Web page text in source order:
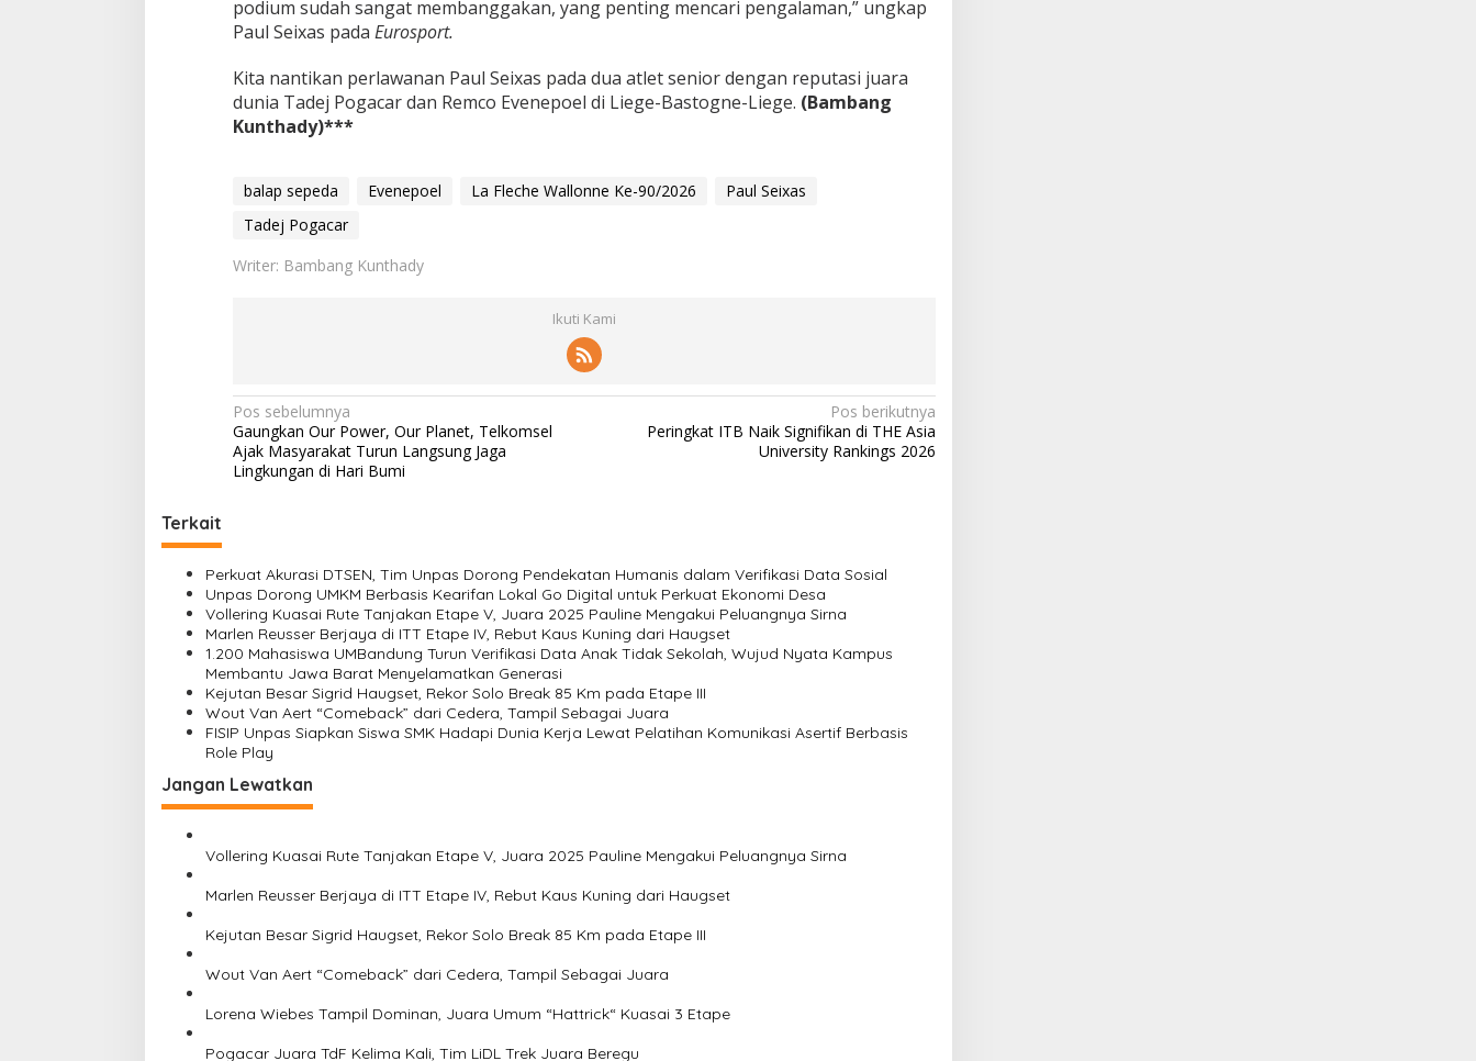
podium sudah sangat membanggakan, yang penting mencari pengalaman,” ungkap
Paul Seixas pada Eurosport.
Kita nantikan perlawanan Paul Seixas pada dua atlet senior dengan reputasi juara
dunia Tadej Pogacar dan Remco Evenepoel di Liege-Bastogne-Liege. (Bambang
Kunthady)***
balap sepeda Evenepoel La Fleche Wallonne Ke-90/2026
Paul Seixas
Tadej Pogacar
Writer: Bambang Kunthady
Ikuti Kami
N
a
v
a
s
i
p
o
s
Pos sebelumnya
Gaungkan Our Power, Our Planet, Telkomsel
Ajak Masyarakat Turun Langsung Jaga
Lingkungan di Hari Bumi
Pos berikutnya
Peringkat ITB Naik Signifikan di THE Asia
University Rankings 2026
Terkait
Perkuat Akurasi DTSEN, Tim Unpas Dorong Pendekatan Humanis dalam Verifikasi Data Sosial
Unpas Dorong UMKM Berbasis Kearifan Lokal Go Digital untuk Perkuat Ekonomi Desa
Vollering Kuasai Rute Tanjakan Etape V, Juara 2025 Pauline Mengakui Peluangnya Sirna
Marlen Reusser Berjaya di ITT Etape IV, Rebut Kaus Kuning dari Haugset
1.200 Mahasiswa UMBandung Turun Verifikasi Data Anak Tidak Sekolah, Wujud Nyata Kampus
Membantu Jawa Barat Menyelamatkan Generasi
Kejutan Besar Sigrid Haugset, Rekor Solo Break 85 Km pada Etape III
Wout Van Aert “Comeback” dari Cedera, Tampil Sebagai Juara
FISIP Unpas Siapkan Siswa SMK Hadapi Dunia Kerja Lewat Pelatihan Komunikasi Asertif Berbasis
Role Play
Jangan Lewatkan
Vollering Kuasai Rute Tanjakan Etape V, Juara 2025 Pauline Mengakui Peluangnya Sirna
Marlen Reusser Berjaya di ITT Etape IV, Rebut Kaus Kuning dari Haugset
Kejutan Besar Sigrid Haugset, Rekor Solo Break 85 Km pada Etape III
Wout Van Aert “Comeback” dari Cedera, Tampil Sebagai Juara
Lorena Wiebes Tampil Dominan, Juara Umum “Hattrick“ Kuasai 3 Etape
Pogacar Juara TdF Kelima Kali, Tim LiDL Trek Juara Beregu